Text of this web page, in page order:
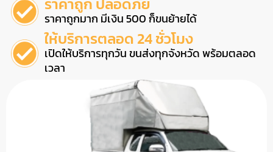
ราคาถูกมาก มีเงิน 500 ก็ขนย้ายได้
ให้บริการตลอด 24 ชั่วโมง
เปิดให้บริการทุกวัน ขนส่งทุกจังหวัด พร้อมตลอด
เวลา